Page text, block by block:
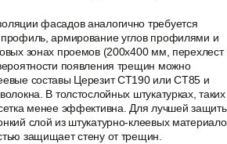
фасадов аналогично требуется
профиль, армирование углов профилями и
зонах проемов (200х400 мм, перехлест
появления трещин можно
составы Церезит CT190 или CT85 и
В толстослойных штукатурках, таких
менее эффективна. Для лучшей
слой из штукатурно-клеевых
защищает стену от трещин.